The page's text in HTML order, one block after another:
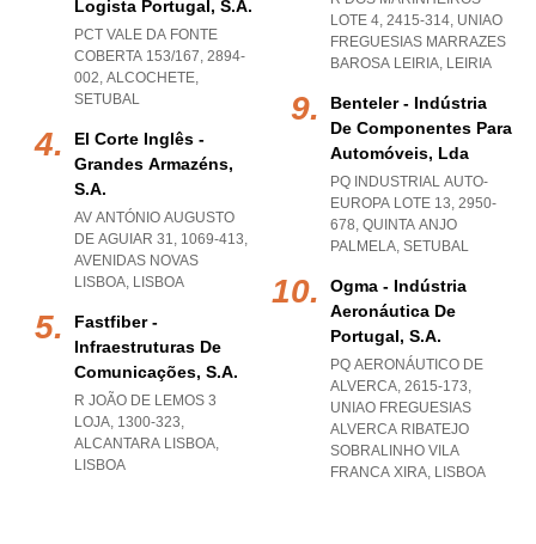
Logista Portugal, S.a.
PCT VALE DA FONTE
COBERTA 153/167, 2894-
002, ALCOCHETE,
SETUBAL
El Corte Inglês -
Grandes Armazéns,
S.a.
AV ANTÓNIO AUGUSTO
DE AGUIAR 31, 1069-413,
AVENIDAS NOVAS
LISBOA, LISBOA
Fastfiber -
Infraestruturas De
Comunicações, S.a.
R JOÃO DE LEMOS 3
LOJA, 1300-323,
ALCANTARA LISBOA,
LISBOA
LOTE 4, 2415-314, UNIAO
FREGUESIAS MARRAZES
BAROSA LEIRIA, LEIRIA
Benteler - Indústria
De Componentes Para
Automóveis, Lda
PQ INDUSTRIAL AUTO-
EUROPA LOTE 13, 2950-
678, QUINTA ANJO
PALMELA, SETUBAL
Ogma - Indústria
Aeronáutica De
Portugal, S.a.
PQ AERONÁUTICO DE
ALVERCA, 2615-173,
UNIAO FREGUESIAS
ALVERCA RIBATEJO
SOBRALINHO VILA
FRANCA XIRA, LISBOA